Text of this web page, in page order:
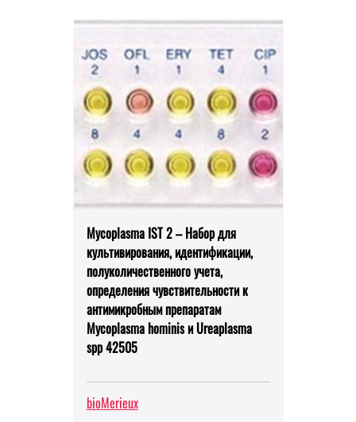
Mycoplasma IST 2 – Набор для
культивирования, идентификации,
полуколичественного учета,
определения чувствительности к
антимикробным препаратам
Mycoplasma hominis и Ureaplasma
spp 42505
bioMerieux